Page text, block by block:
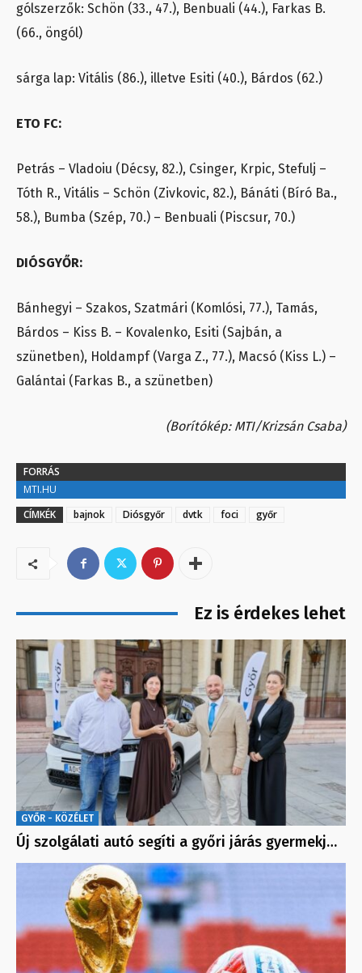
gólszerzők: Schön (33., 47.), Benbuali (44.), Farkas B.
(66., öngól)
sárga lap: Vitális (86.), illetve Esiti (40.), Bárdos (62.)
ETO FC:
Petrás – Vladoiu (Décsy, 82.), Csinger, Krpic, Stefulj –
Tóth R., Vitális – Schön (Zivkovic, 82.), Bánáti (Bíró Ba.,
58.), Bumba (Szép, 70.) – Benbuali (Piscsur, 70.)
DIÓSGYŐR:
Bánhegyi – Szakos, Szatmári (Komlósi, 77.), Tamás,
Bárdos – Kiss B. – Kovalenko, Esiti (Sajbán, a
szünetben), Holdampf (Varga Z., 77.), Macsó (Kiss L.) –
Galántai (Farkas B., a szünetben)
(Borítókép: MTI/Krizsán Csaba)
FORRÁS
MTI.HU
CÍMKÉK
bajnok Diósgyőr dvtk foci győr
Ez is érdekes lehet
GYŐR - KÖZÉLET
Új szolgálati autó segíti a győri járás gyermekj…